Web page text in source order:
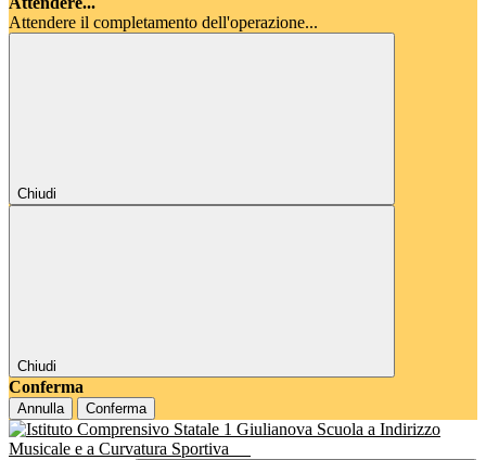
Attendere il completamento dell'operazione...
Chiudi
Chiudi
Conferma
Annulla Conferma
Scuola a Indirizzo
Musicale e a Curvatura Sportiva